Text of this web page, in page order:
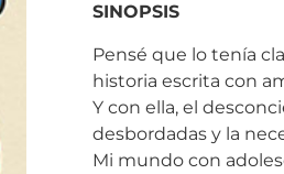
SINOPSIS
Pensé que lo tenía
historia escrita con
Y con ella, el
desbordadas y la
Mi mundo con